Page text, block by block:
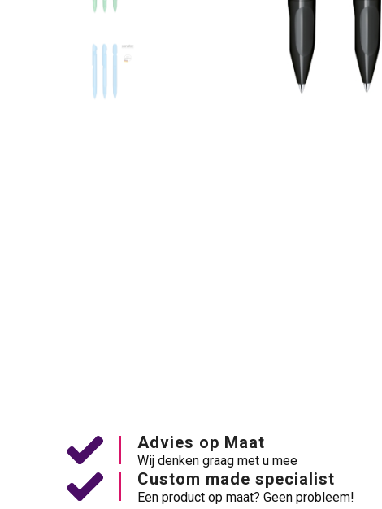
Advies op Maat
Wij denken graag met u mee
Custom made specialist
Een product op maat? Geen probleem!